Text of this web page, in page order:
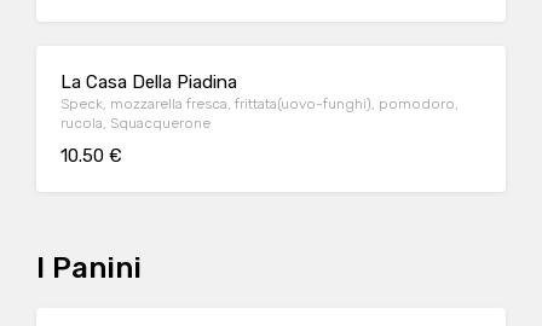
La Casa Della Piadina
Speck, mozzarella fresca, frittata(uovo-funghi), pomodoro,
rucola, Squacquerone
10.50 €
I Panini